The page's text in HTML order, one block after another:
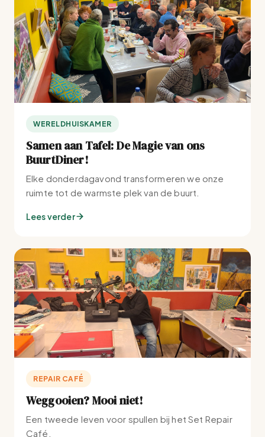
WERELDHUISKAMER
Samen aan Tafel: De Magie van ons
BuurtDiner!
Elke donderdagavond transformeren we onze
ruimte tot de warmste plek van de buurt.
Lees verder
REPAIR CAFÉ
Weggooien? Mooi niet!
Een tweede leven voor spullen bij het Set Repair
Café.